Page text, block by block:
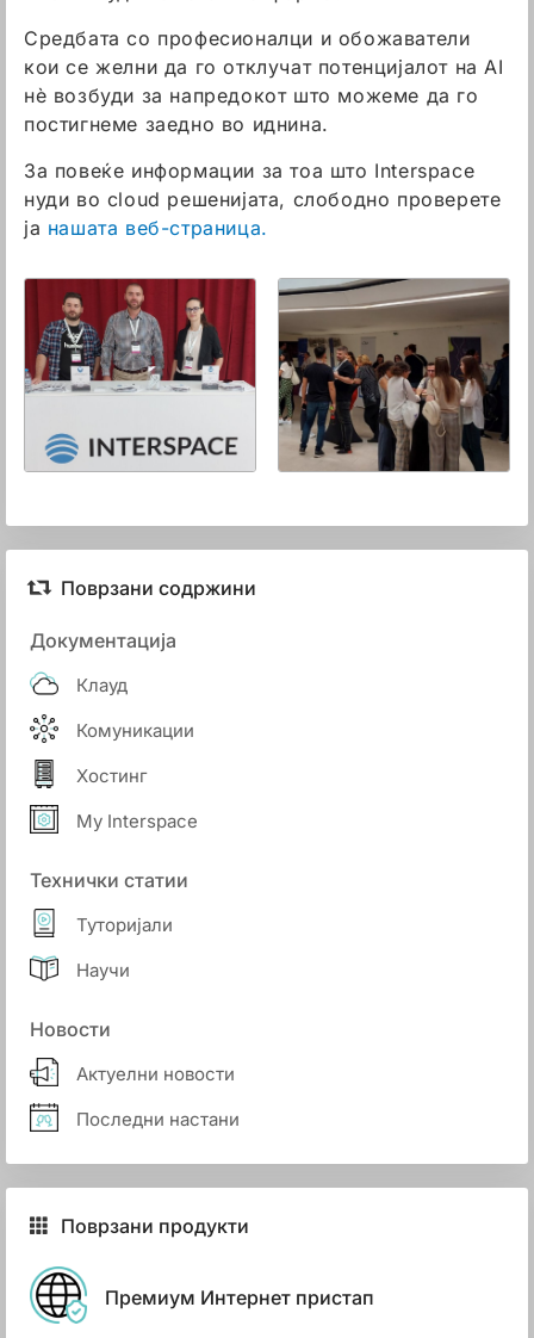
Средбата со професионалци и обожаватели
кои се желни да го отклучат потенцијалот на AI
нè возбуди за напредокот што можеме да го
постигнеме заедно во иднина.
За повеќе информации за тоа што Interspace
нуди во cloud решенијата, слободно проверете
ја нашата веб-страница.
Поврзани содржини
Документација
Клауд
Комуникации
Хостинг
My Interspace
Технички статии
Туторијали
Научи
Новости
Актуелни новости
Последни настани
Поврзани продукти
Премиум Интернет пристап